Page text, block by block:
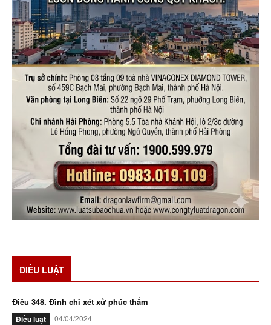
ĐIỀU LUẬT
Điều 348. Đình chỉ xét xử phúc thẩm
Điều luật 04/04/2024